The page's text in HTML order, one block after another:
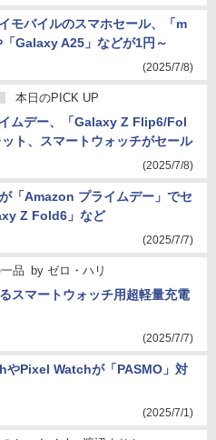
モバイルのスマホセール、「m
Galaxy A25」などが1円～
(2025/7/8)
本日のPICK UP
ムデー、「Galaxy Z Flip6/Fol
ト、スマートウォッチがセール
(2025/7/8)
「Amazon プライムデー」でセ
Z Fold6」など
(2025/7/7)
品 by ゼロ・ハリ
スマートウォッチ用超軽量充電
(2025/7/7)
やPixel Watchが「PASMO」対
(2025/7/1)